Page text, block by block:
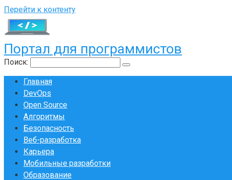
Перейти к контенту
Портал для программистов
Поиск:
Главная
DevOps
Open Source
Алгоритмы
Безопасность
Веб-разработка
Карьера
Мобильные разработки
Образование